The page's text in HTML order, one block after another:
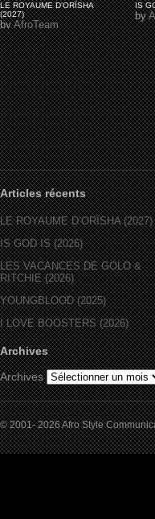
LE ROYAUME D'ORÏSHA
(2027)
byAfroTeam
IS
by
Articles récents
LE ROYAUME D’ORÏSHA (2027)
IS GOD IS (2026)
LES VACANCES DE GOLO &
RITCHIE (2026)
YOUNGBLOOD (2025)
I LOVE BOOSTERS (2026)
Archives
Archives
© 2001- 2026 Afro Style